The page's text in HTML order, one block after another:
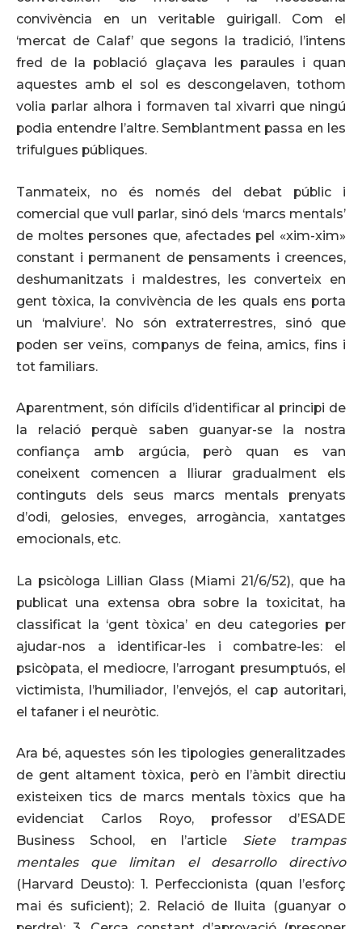
convivència en un veritable guirigall. Com el
‘mercat de Calaf’ que segons la tradició, l’intens
fred de la població glaçava les paraules i quan
aquestes amb el sol es descongelaven, tothom
volia parlar alhora i formaven tal xivarri que ningú
podia entendre l’altre. Semblantment passa en les
trifulgues públiques.
Tanmateix, no és només del debat públic i
comercial que vull parlar, sinó dels ‘marcs mentals’
de moltes persones que, afectades pel «xim-xim»
constant i permanent de pensaments i creences,
deshumanitzats i maldestres, les converteix en
gent tòxica, la convivència de les quals ens porta
un ‘malviure’. No són extraterrestres, sinó que
poden ser veïns, companys de feina, amics, fins i
tot familiars.
Aparentment, són difícils d’identificar al principi de
la relació perquè saben guanyar-se la nostra
confiança amb argúcia, però quan es van
coneixent comencen a lliurar gradualment els
continguts dels seus marcs mentals prenyats
d’odi, gelosies, enveges, arrogància, xantatges
emocionals, etc.
La psicòloga Lillian Glass (Miami 21/6/52), que ha
publicat una extensa obra sobre la toxicitat, ha
classificat la ‘gent tòxica’ en deu categories per
ajudar-nos a identificar-les i combatre-les: el
psicòpata, el mediocre, l’arrogant presumptuós, el
victimista, l’humiliador, l’envejós, el cap autoritari,
el tafaner i el neuròtic.
Ara bé, aquestes són les tipologies generalitzades
de gent altament tòxica, però en l’àmbit directiu
existeixen tics de marcs mentals tòxics que ha
evidenciat Carlos Royo, professor d’ESADE
Business School, en l’article Siete trampas
mentales que limitan el desarrollo directivo
(Harvard Deusto): 1. Perfeccionista (quan l’esforç
mai és suficient); 2. Relació de lluita (guanyar o